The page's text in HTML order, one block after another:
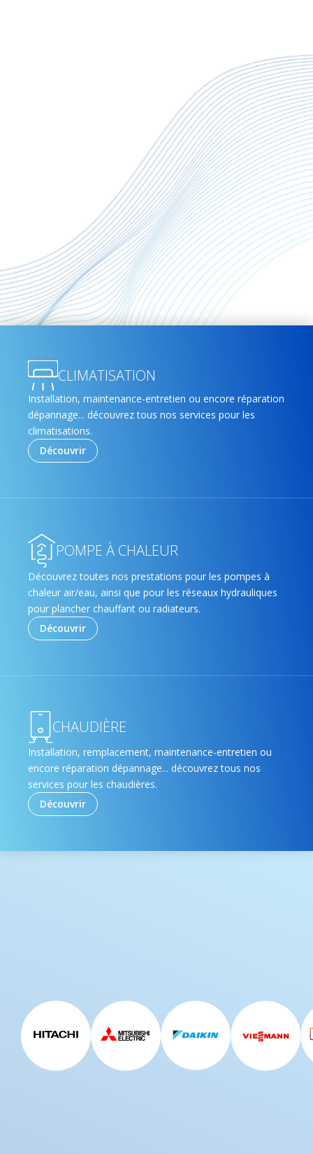
CLIMATISATION
Installation, maintenance-entretien ou encore réparation
dépannage... découvrez tous nos services pour les
climatisations.
Découvrir
POMPE À CHALEUR
Découvrez toutes nos prestations pour les pompes à
chaleur air/eau, ainsi que pour les réseaux hydrauliques
pour plancher chauffant ou radiateurs.
Découvrir
CHAUDIÈRE
Installation, remplacement, maintenance-entretien ou
encore réparation dépannage... découvrez tous nos
services pour les chaudières.
Découvrir